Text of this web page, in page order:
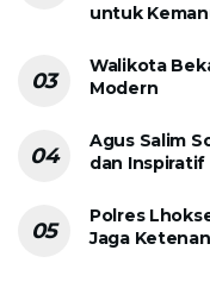
untuk
Walikota
Modern
Agus Salim
dan Inspiratif
Polres
Jaga